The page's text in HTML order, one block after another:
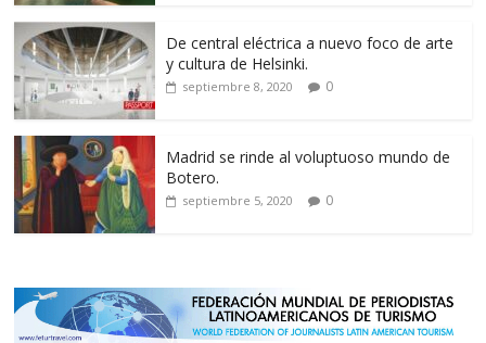
De central eléctrica a nuevo foco de arte
y cultura de Helsinki.
septiembre 8, 2020 0
Madrid se rinde al voluptuoso mundo de
Botero.
septiembre 5, 2020 0